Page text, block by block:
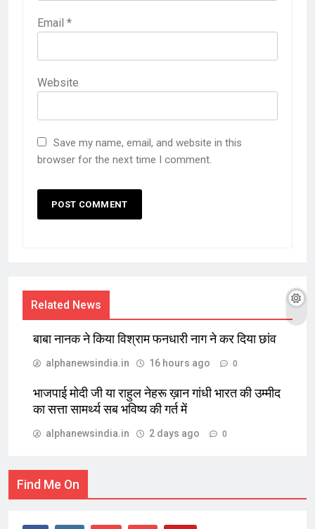
Email *
Website
Save my name, email, and website in this
browser for the next time I comment.
Related News
बाबा नानक ने किया विश्राम फनधारी नाग ने कर दिया छांव
alphanewsindia.in 16 hours ago 0
भाजपाई मोदी जी या राहुल नेहरू ख़ान गांधी भारत की उम्मीद
का सत्ता सामर्थ्य सब भविष्य की गर्त में
alphanewsindia.in 2 days ago 0
Find Me On